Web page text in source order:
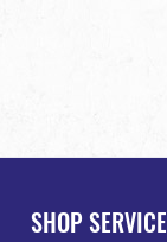
SHOP SERVICE